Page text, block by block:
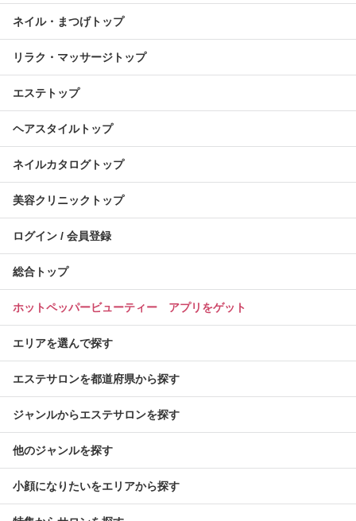
ネイル・まつげトップ
リラク・マッサージトップ
エステトップ
ヘアスタイルトップ
ネイルカタログトップ
美容クリニックトップ
ログイン / 会員登録
総合トップ
ホットペッパービューティー アプリをゲット
エリアを選んで探す
エステサロンを都道府県から探す
ジャンルからエステサロンを探す
他のジャンルを探す
小顔になりたいをエリアから探す